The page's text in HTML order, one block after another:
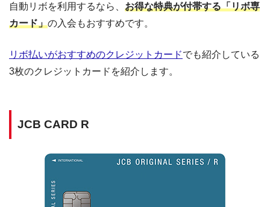
自動リボを利用するなら、 お得な特典が付帯する「リボ専
カード」の入会もおすすめです。
リボ払いがおすすめのクレジットカードでも紹介している
3枚のクレジットカードを紹介します。
JCB CARD R